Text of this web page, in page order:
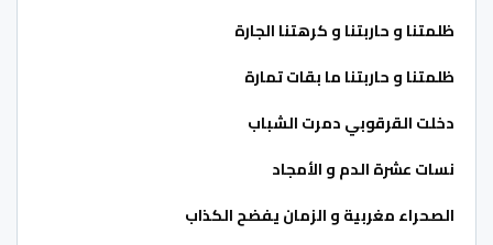
ظلمتنا و حاربتنا و كرهتنا الجارة
ظلمتنا و حاربتنا ما بقات تمارة
دخلت القرقوبي دمرت الشباب
نسات عشرة الدم و الأمجاد
الصحراء مغربية و الزمان يفضح الكذاب